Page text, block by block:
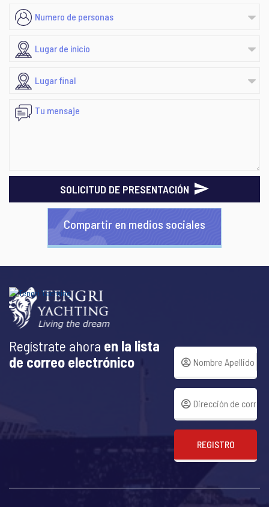
SOLICITUD DE PRESENTACIÓN
Compartir en medios sociales
Regístrate ahora en la lista
de correo electrónico
REGISTRO